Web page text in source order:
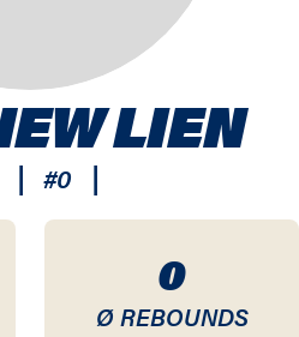
0
Ø REBOUNDS
LIEN
| #0 |